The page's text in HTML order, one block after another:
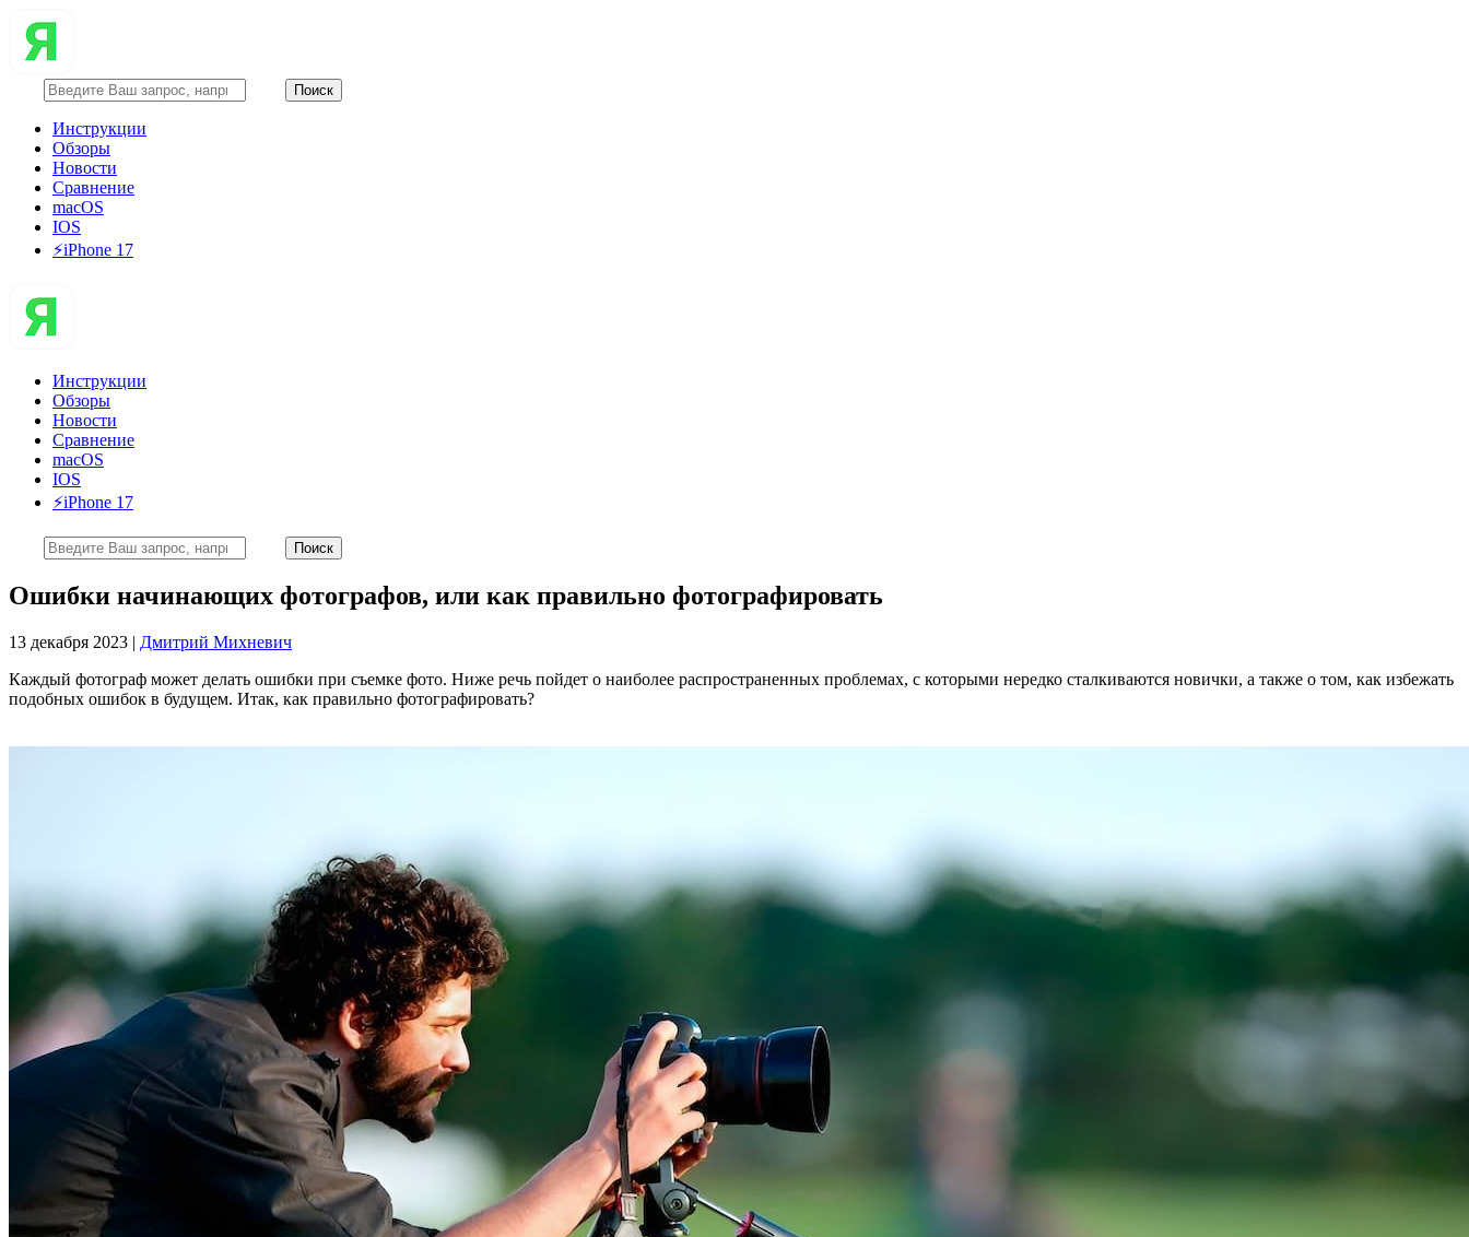
Инструкции
Обзоры
Новости
Сравнение
macOS
IOS
⚡️iPhone 17
Инструкции
Обзоры
Новости
Сравнение
macOS
IOS
⚡️iPhone 17
Ошибки начинающих фотографов, или как правильно фотографировать
13 декабря 2023 | Дмитрий Михневич
Каждый фотограф может делать ошибки при съемке фото. Ниже речь пойдет о наиболее распространенных проблемах, с которыми нередко сталкиваются новички, а также о том, как избежать
подобных ошибок в будущем. Итак, как правильно фотографировать?